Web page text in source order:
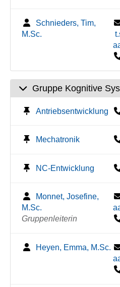
Schnieders, Tim,
M.Sc.
Gruppe Kognitive
Antriebsentwicklung
Mechatronik
NC-Entwicklung
Monnet, Josefine,
M.Sc.
Gruppenleiterin
Heyen, Emma, M.Sc.